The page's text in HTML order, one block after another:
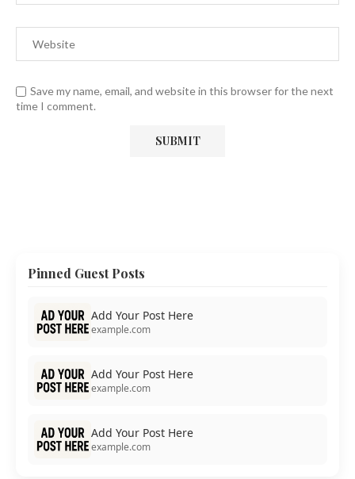
Save my name, email, and website in this browser for the next
time I comment.
Pinned Guest Posts
Add Your Post Here
example.com
Add Your Post Here
example.com
Add Your Post Here
example.com